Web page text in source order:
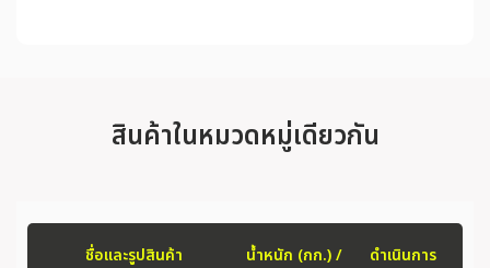
สินค้าในหมวดหมู่เดียวกัน
ชื่อและรูปสินค้า
น้ำหนัก (กก.) /
ดำเนินการ